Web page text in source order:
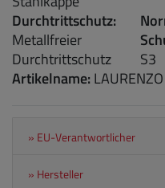
Durchtrittschutz:
Metallfreier
Durchtrittschutz
S3
Artikelname:
» EU-Verantwortlicher
» Hersteller